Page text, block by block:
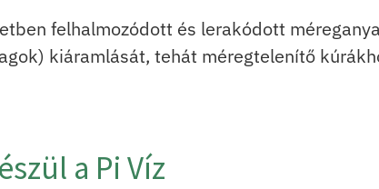
felhalmozódott és lerakódott
kiáramlását, tehát méregtelenítő
a Pi Víz